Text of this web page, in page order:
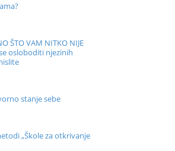
ŠTO VAM NITKO NIJE
osloboditi njezinih
stanje sebe
„Škole za otkrivanje